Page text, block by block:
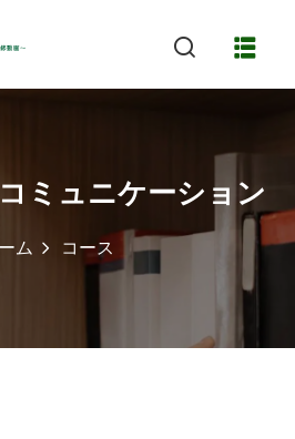
コミュニケーション
ム コース